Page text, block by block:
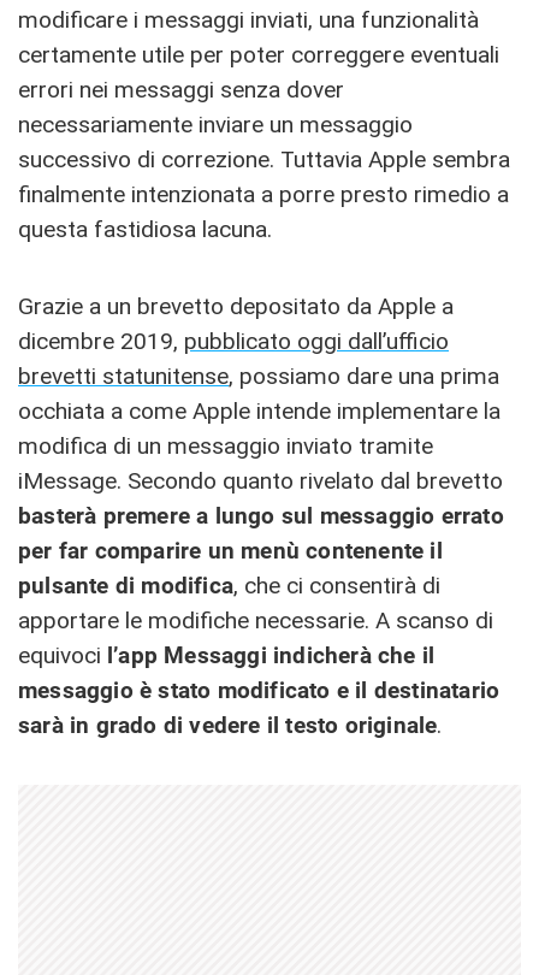
modificare i messaggi inviati, una funzionalità
certamente utile per poter correggere eventuali
errori nei messaggi senza dover
necessariamente inviare un messaggio
successivo di correzione. Tuttavia Apple sembra
finalmente intenzionata a porre presto rimedio a
questa fastidiosa lacuna.
Grazie a un brevetto depositato da Apple a
dicembre 2019, pubblicato oggi dall’ufficio
brevetti statunitense, possiamo dare una prima
occhiata a come Apple intende implementare la
modifica di un messaggio inviato tramite
iMessage. Secondo quanto rivelato dal brevetto
basterà premere a lungo sul messaggio errato
per far comparire un menù contenente il
pulsante di modifica, che ci consentirà di
apportare le modifiche necessarie. A scanso di
equivoci l’app Messaggi indicherà che il
messaggio è stato modificato e il destinatario
sarà in grado di vedere il testo originale.